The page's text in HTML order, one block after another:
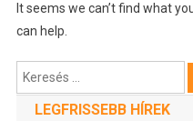
It seems we can’t find what
can help.
Keresés:
LEGFRISSEBB HÍREK